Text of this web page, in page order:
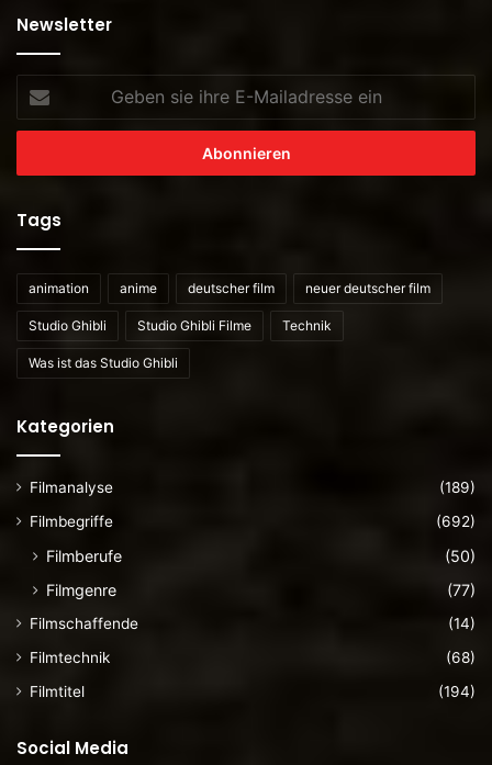
Newsletter
sie
ihre
Mailadresse
Tags
animation anime deutscher film neuer deutscher film
Studio Ghibli Studio Ghibli Filme Technik
Was ist das Studio Ghibli
Kategorien
Filmanalyse
(189)
Filmbegriffe
(692)
Filmberufe
(50)
Filmgenre
(77)
Filmschaffende
(14)
Filmtechnik
(68)
Filmtitel
(194)
Social Media